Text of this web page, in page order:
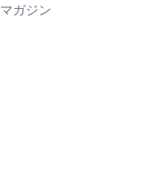
マガジン